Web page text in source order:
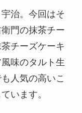
治。今回はそ
門の抹茶チー
チーズケーキ
味のタルト生
人気の高いこ
います。